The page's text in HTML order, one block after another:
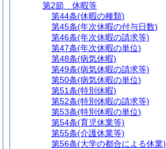
第2節
休暇等
第44条(休暇の種類)
第45条(年次休暇の付与日数)
第46条(年次休暇の請求等)
第47条(年次休暇の単位)
第48条(病気休暇)
第49条(病気休暇の請求等)
第50条(病気休暇の単位)
第51条(特別休暇)
第52条(特別休暇の請求等)
第53条(特別休暇の単位)
第54条(育児休業等)
第55条(介護休業等)
第56条(大学の都合による休業)